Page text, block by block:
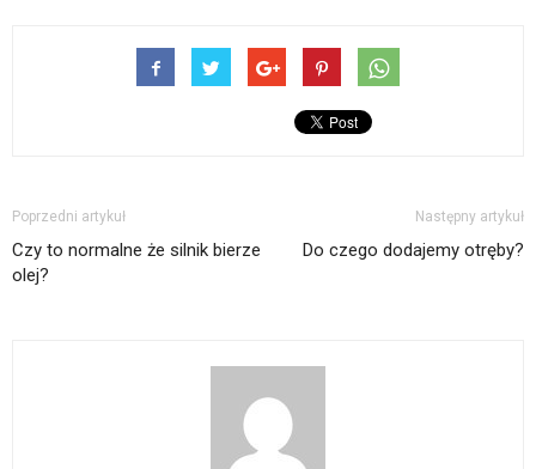
Poprzedni artykuł
Czy to normalne że silnik bierze
olej?
Następny artykuł
Do czego dodajemy otręby?